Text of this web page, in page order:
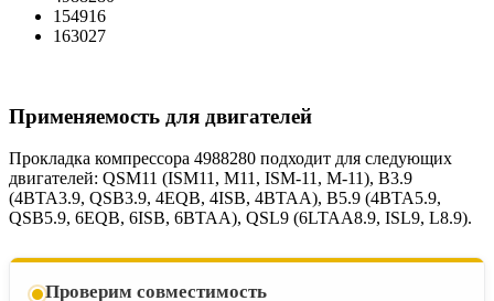
154916
163027
Применяемость для двигателей
Прокладка компрессора 4988280 подходит для следующих
двигателей: QSM11 (ISM11, M11, ISM-11, M-11), B3.9
(4BTA3.9, QSB3.9, 4EQB, 4ISB, 4BTAA), B5.9 (4BTA5.9,
QSB5.9, 6EQB, 6ISB, 6BTAA), QSL9 (6LTAA8.9, ISL9, L8.9).
Проверим совместимость